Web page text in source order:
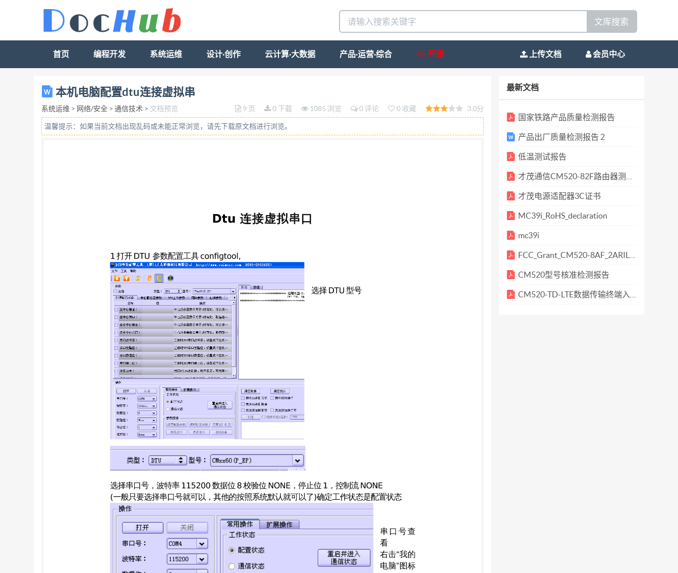
文库搜索
首页 编程开发 系统运维 设计·创作 云计算·大数据 产品·运营·综合 开源 上传文档 会员中心
Dtu 连接虚拟串口 1 打开 DTU 参数配置工具 configtool, 选择 DTU 型号 选择串口号，波特率 115200 数据位 8 校验位 NONE，停止位 1，控制流 NONE
(一般只要选择串口号就可以，其他的按照系统默认就可以了)确定工作状态是配置状态 串口号查 看 右击“我的 电脑”图标 点击管理 选择设备 管理器，
查看端口 （ com 和 LPT） 打开串口 日志里提示打开串口成功请给设备上电或重新上电这时候我们在接上电源或是（重新上 电） 上电后数 10 秒到 1
分钟左右（不同型号的ＤＴＵ启动时间不一样）当日志里显示以下信 息是就可以进行配置了。 在快速配置参数里我们只要更改主中心地址，端口和备
用中心地址，端口（最好主中心和 备用中心连个都写一样） 2 数据中心的地址就是我们这台电脑访问 internet 的外网ＩＰ，由于现在大部分的电脑
都 是连接路由器的。所以主中心地址就是路由器通过运营商获取到的外网 ip，而中心端口就 是路由器映射到我们的电脑要开启的端口（以下用艾泰路
由器截图做说明。） 查看本机的电脑网关，点击开始菜单—》运行 输入 ipconfig/all 然后回车 查看 default gateway 192.168.1.10 打开 IE 浏览器输入
192.168.1.10 回车 输入用户名和密码，进入路由器界面查看系统运行状态。就可以看到我们要的路由器的外 网（wan 口）ip 地址了。27.154.56.174
中心 地址映射到我们的本台电脑。这样就做到了 DTU 通过 3G 网络连接到我的路由器上然后在 映射到我的电脑（服务端）） 192.168.1.133 是本机
电脑的ＩＰ，内部起始端口和外部起始端口就是映射的端口（一般 设置一样） 3 现在回到配置 dtu 界面 配置好后点击保存配置，知道日记里显示保存
设置成功。 点击重启并进入通信状态 4 打开虚拟串口软件 tcp2com 点击操作菜单—》选择增加虚拟串口 Com 口名称可以随意输入，最好不要和本
机的真实的串口一样就可以，以免引起混乱。 一直点击下一步然后等到安装完成后为止。（一般会提示安装 2 次找到新硬件。） 接下来就是增加通
道，点击－》通道管理器，选择我们刚才增加的虚拟串口，和填入设备 ID(就是我们上面配置ＤＴＵ时候看到的设备ＩＤ)其他按照默认的就好。 再
来是点击－》设置，填入映射的端口号，然后在启动服务 串口连接状态是指虚拟串口是否有创建成功，设备连接状态是指 DTU 是否有连接上来。
一般开启服务后过几秒钟时间就回连接上来。 可以打开串口工具开启刚才创建的虚拟端口，和ＤＴＵ配置工具进行通讯。
本机电脑配置dtu连接虚拟串
系统运维 > 网络/安全 >通信技术 > 文档预览 9 页 0 下载 1085 浏览 0 评论 0 收藏 3.0分
温馨提示：如果当前文档出现乱码或未能正常浏览，请先下载原文档进行浏览。
最新文档
国家铁路产品质量检测报告
产品出厂质量检测报告 2
低温测试报告
才茂通信CM520-82F路由器测试报告 2016.07.04(1)
才茂电源适配器3C证书
MC39i_RoHS_declaration
mc39i
FCC_Grant_CM520-8AF_2ARILCM520-8AF_DTS
CM520型号核准检测报告
CM520-TD-LTE数据传输终端入网检验报告 (1)